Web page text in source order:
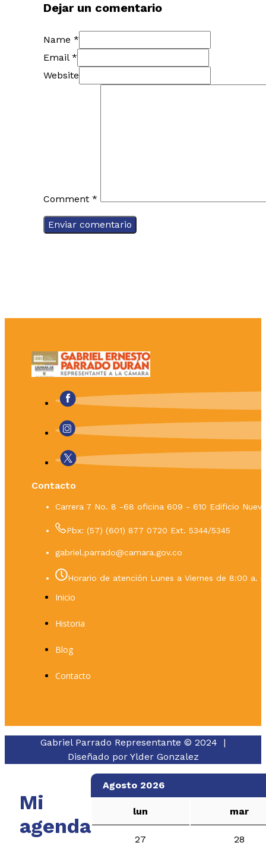
Dejar un comentario
Name *
Email *
Website
Comment *
Contacto
Carrera 7 No. 8 -68 oficina 609 - 610 Edificio
Pbx: (57) (601) 877 0720 Ext. 5344/5345
gabriel.parrado@camara.gov.co
Horario de atención Lunes a Viernes de 8:00 a.
Inicio
Historia
Blog
Contacto
Gabriel Parrado Representante © 2024 |
Diseñado por Ylder Gonzalez
Mi
agenda
Agosto 2026
lun mar
27
28